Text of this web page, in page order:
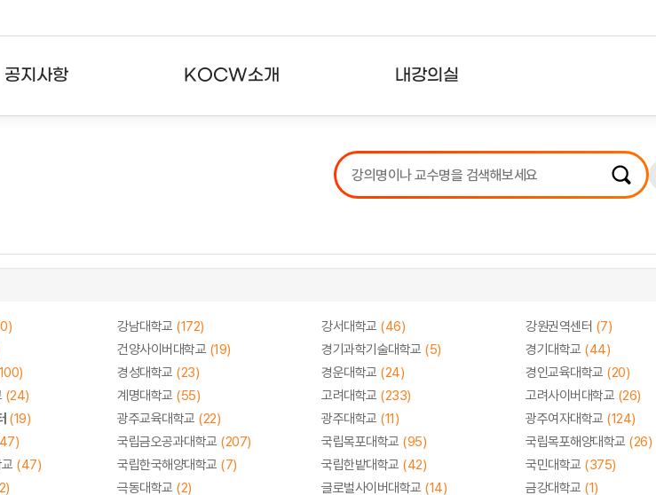
공지사항 KOCW소개 내강의실
강의리스트
수강확인증강의
강남대학교 (172) 강서대학교 (46) 강원권역센터 (7)
건양사이버대학교 (19) 경기과학기술대학교 (5) 경기대학교 (44)
경성대학교 (23) 경운대학교 (24) 경인교육대학교 (20)
(24) 계명대학교 (55) 고려대학교 (233) 고려사이버대학교 (26)
(19) 광주교육대학교 (22) 광주대학교 (11) 광주여자대학교 (124)
국립금오공과대학교 (207) 국립목포대학교 (95) 국립목포해양대학교 (26)
(47) 국립한국해양대학교 (7) 국립한밭대학교 (42) 국민대학교 (375)
극동대학교 (2) 글로벌사이버대학교 (14) 금강대학교 (1)